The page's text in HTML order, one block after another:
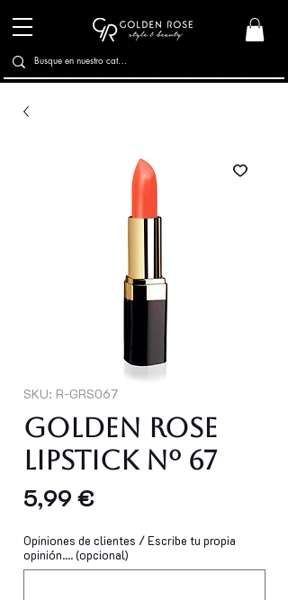
SKU: R-GRS067
Golden Rose
Lipstick Nº 67
5,99 €
Opiniones de clientes / Escribe tu propia
opinión.... (opcional)